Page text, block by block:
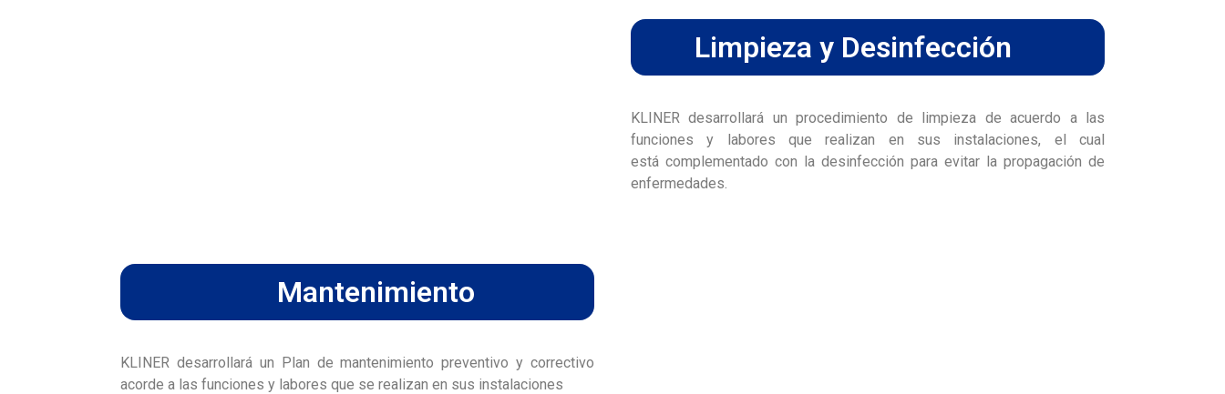
Limpieza y Desinfección
KLINER desarrollará un procedimiento de limpieza de acuerdo a las
funciones y labores que realizan en sus instalaciones, el cual
está complementado con la desinfección para evitar la propagación de
enfermedades.
Mantenimiento
KLINER desarrollará un Plan de mantenimiento preventivo y correctivo
acorde a las funciones y labores que se realizan en sus instalaciones